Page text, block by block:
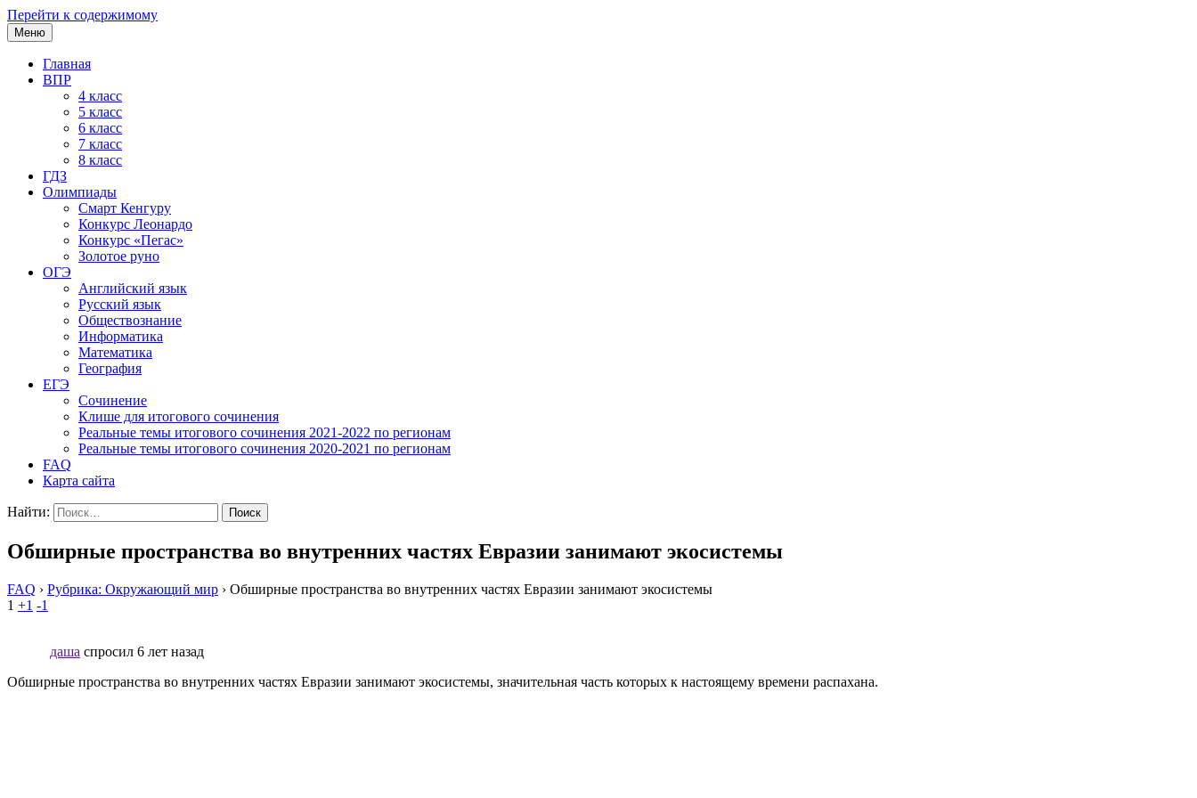
Перейти к содержимому
Меню
Главная
ВПР
4 класс
5 класс
6 класс
7 класс
8 класс
ГДЗ
Олимпиады
Смарт Кенгуру
Конкурс Леонардо
Конкурс «Пегас»
Золотое руно
ОГЭ
Английский язык
Русский язык
Обществознание
Информатика
Математика
География
ЕГЭ
Cочинение
Клише для итогового сочинения
Реальные темы итогового сочинения 2021-2022 по регионам
Реальные темы итогового сочинения 2020-2021 по регионам
FAQ
Карта сайта
Найти:
Обширные пространства во внутренних частях Евразии занимают экосистемы
FAQ › Рубрика: Окружающий мир › Обширные пространства во внутренних частях Евразии занимают экосистемы
1 +1 -1
даша спросил 6 лет назад
Обширные пространства во внутренних частях Евразии занимают экосистемы, значительная часть которых к настоящему времени распахана.